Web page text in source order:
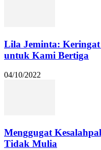
Lila Jeminta:
untuk Kami Bertiga
04/10/2022
Menggugat
Tidak Mulia